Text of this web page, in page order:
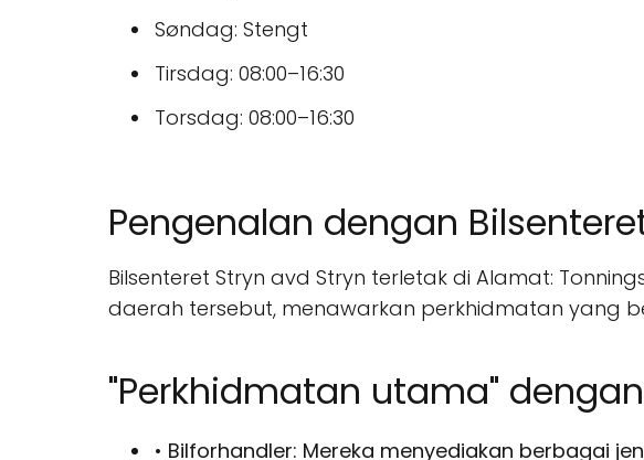
Søndag: Stengt
Tirsdag: 08:00–16:30
Torsdag: 08:00–16:30
Pengenalan dengan
Bilsenteret Stryn avd Stryn terletak di Alamat:
daerah tersebut, menawarkan perkhidmatan yang
"Perkhidmatan utama"
• Bilforhandler: Mereka menyediakan berbagai